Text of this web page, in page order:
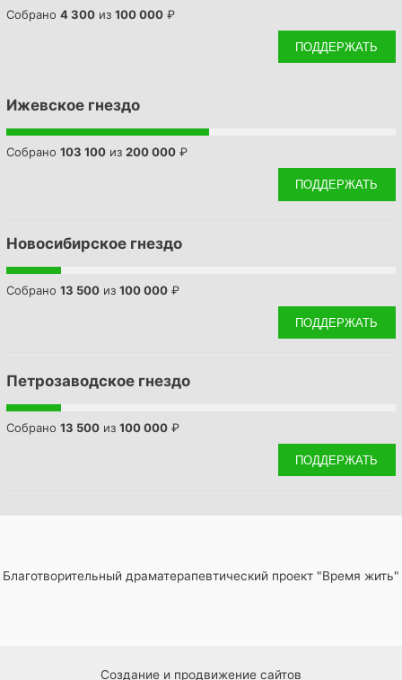
Собрано4 300 из100 000 ₽
ПОДДЕРЖАТЬ
Ижевское гнездо
Собрано103 100 из200 000 ₽
ПОДДЕРЖАТЬ
Новосибирское гнездо
Собрано13 500 из100 000 ₽
ПОДДЕРЖАТЬ
Петрозаводское гнездо
Собрано13 500 из100 000 ₽
ПОДДЕРЖАТЬ
Благотворительный драматерапевтический проект "Время жить"
Создание и продвижение сайтов